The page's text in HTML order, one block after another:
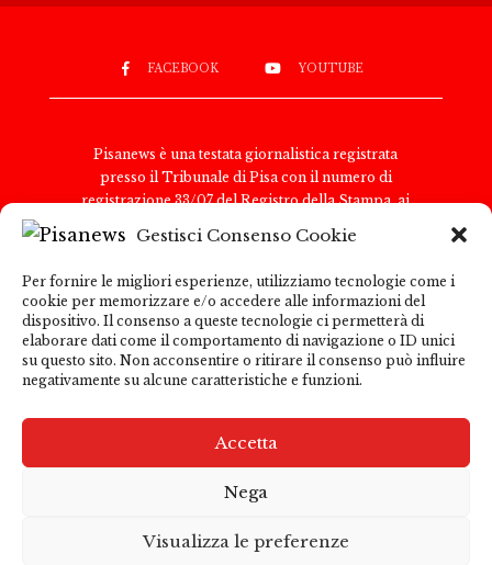
Gestisci Consenso Cookie
Per fornire le migliori esperienze, utilizziamo tecnologie come i
cookie per memorizzare e/o accedere alle informazioni del
dispositivo. Il consenso a queste tecnologie ci permetterà di
elaborare dati come il comportamento di navigazione o ID unici
su questo sito. Non acconsentire o ritirare il consenso può influire
negativamente su alcune caratteristiche e funzioni.
Accetta
Nega
Visualizza le preferenze
FACEBOOK YOUTUBE
Pisanews è una testata giornalistica registrata
presso il Tribunale di Pisa con il numero di
registrazione 33/07 del Registro della Stampa, ai
responsabile è Antonio Tognoli.
con sede legale in Via del Nazareno 6, 00187 Roma.
Partita IVA e Codice Fiscale: 15271091009
Per comunicazioni con la redazione:
redazione@pisanews.net Per comunicazioni
pubblicitarie: marketing@tgitalinternational.it
responsabilità per i contenuti di siti esterni
è invitato a consultare le informative sulla
collegati.